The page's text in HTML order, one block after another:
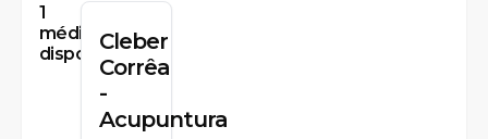
1
médicos
disponíveisCleber
Corrêa
-
Acupuntura